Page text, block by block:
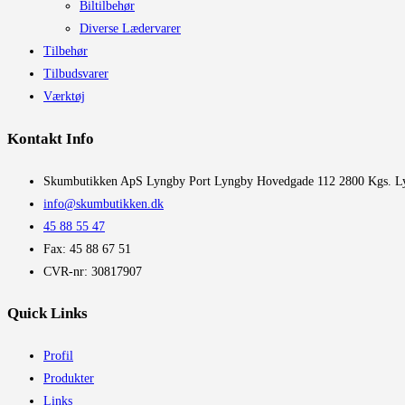
Biltilbehør
Diverse Lædervarer
Tilbehør
Tilbudsvarer
Værktøj
Kontakt Info
​Skumbutikken ApS Lyngby Port Lyngby Hovedgade 112 2800 Kgs.
info@skumbutikken.dk
45 88 55 47
Fax: 45 88 67 51
CVR-nr: 30817907
Quick Links
Profil
Produkter
Links